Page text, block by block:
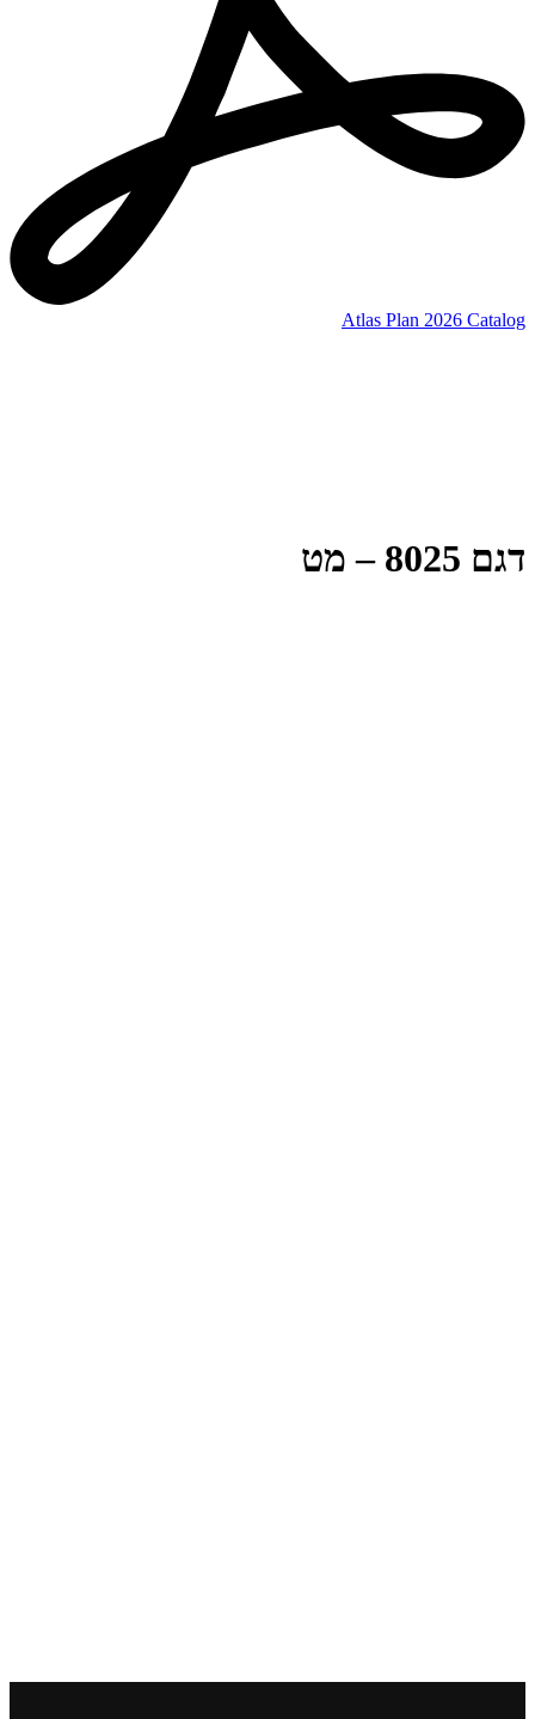
Atlas Plan 2026 Catalog
דגם 8025 – מט